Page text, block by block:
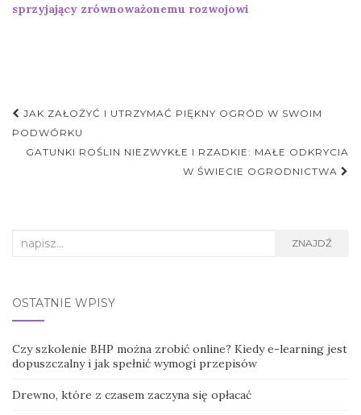
sprzyjający zrównoważonemu rozwojowi
Nawigacja
postu
JAK ZAŁOŻYĆ I UTRZYMAĆ PIĘKNY OGRÓD W SWOIM
PODWÓRKU
GATUNKI ROŚLIN NIEZWYKŁE I RZADKIE: MAŁE ODKRYCIA
W ŚWIECIE OGRODNICTWA
Search
ZNAJDŹ
OSTATNIE WPISY
Czy szkolenie BHP można zrobić online? Kiedy e-learning jest
dopuszczalny i jak spełnić wymogi przepisów
Drewno, które z czasem zaczyna się opłacać